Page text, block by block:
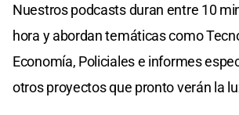
Nuestros podcasts duran entre 10
hora y abordan temáticas como
Economía, Policiales e informes
otros proyectos que pronto verán la